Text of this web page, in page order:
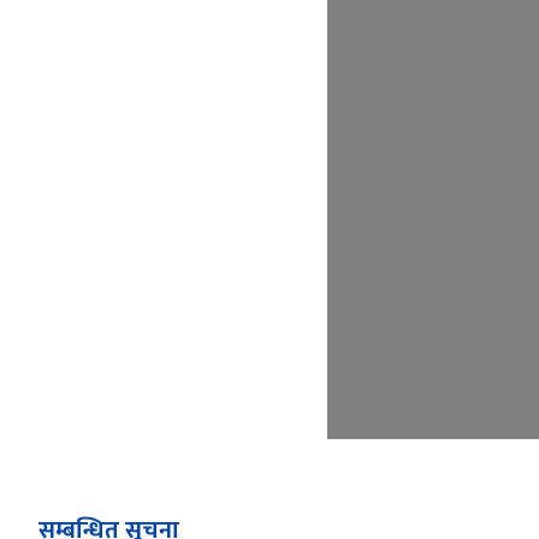
सम्बन्धित सूचना